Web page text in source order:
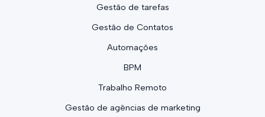
Gestão de tarefas
Gestão de Contatos
Automações
BPM
Trabalho Remoto
Gestão de agências de marketing